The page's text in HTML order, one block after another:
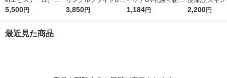
ワライズラッシュセラ
5,500円
プロテクター N 50g
3,850円
日焼け止め乳液＞50g
1,184円
ＵＶセラム
2,200円
最近見た商品